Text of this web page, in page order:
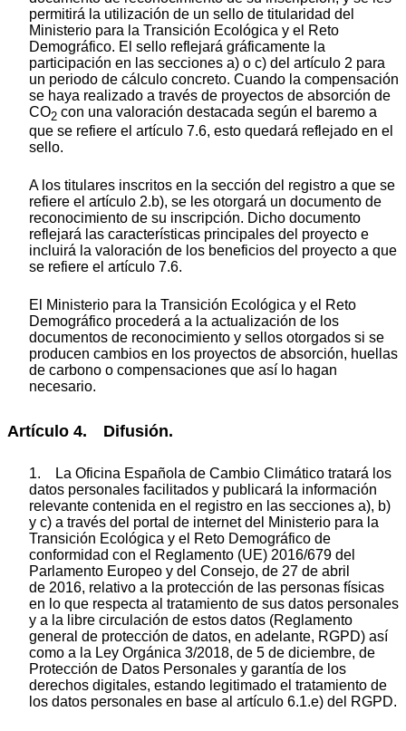
permitirá la utilización de un sello de titularidad del
Ministerio para la Transición Ecológica y el Reto
Demográfico. El sello reflejará gráficamente la
participación en las secciones a) o c) del artículo 2 para
un periodo de cálculo concreto. Cuando la compensación
se haya realizado a través de proyectos de absorción de
CO2 con una valoración destacada según el baremo a
que se refiere el artículo 7.6, esto quedará reflejado en el
sello.
A los titulares inscritos en la sección del registro a que se
refiere el artículo 2.b), se les otorgará un documento de
reconocimiento de su inscripción. Dicho documento
reflejará las características principales del proyecto e
incluirá la valoración de los beneficios del proyecto a que
se refiere el artículo 7.6.
El Ministerio para la Transición Ecológica y el Reto
Demográfico procederá a la actualización de los
documentos de reconocimiento y sellos otorgados si se
producen cambios en los proyectos de absorción, huellas
de carbono o compensaciones que así lo hagan
necesario.
Artículo 4. Difusión.
1. La Oficina Española de Cambio Climático tratará los
datos personales facilitados y publicará la información
relevante contenida en el registro en las secciones a), b)
y c) a través del portal de internet del Ministerio para la
Transición Ecológica y el Reto Demográfico de
conformidad con el Reglamento (UE) 2016/679 del
Parlamento Europeo y del Consejo, de 27 de abril
de 2016, relativo a la protección de las personas físicas
en lo que respecta al tratamiento de sus datos personales
y a la libre circulación de estos datos (Reglamento
general de protección de datos, en adelante, RGPD) así
como a la Ley Orgánica 3/2018, de 5 de diciembre, de
Protección de Datos Personales y garantía de los
derechos digitales, estando legitimado el tratamiento de
los datos personales en base al artículo 6.1.e) del RGPD.